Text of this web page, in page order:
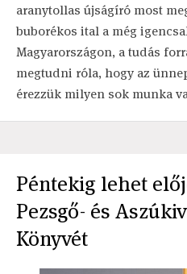
aranytollas újságíró most
buborékos ital a még
Magyarországon, a tudás
megtudni róla, hogy az
érezzük milyen sok munka
Péntekig lehet
Pezsgő- és
Könyvét